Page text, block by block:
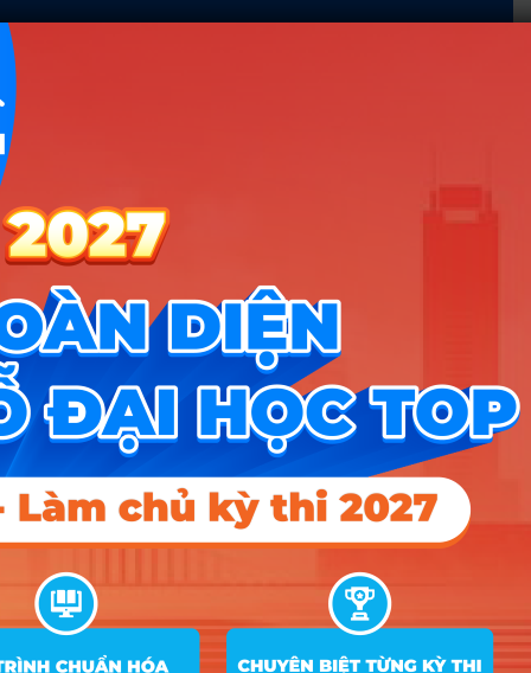
Tin tuyển sinh Đại học
Về chúng tôi
Liên hệ
Điều khoản dịch vụ
Chính sách bảo mật